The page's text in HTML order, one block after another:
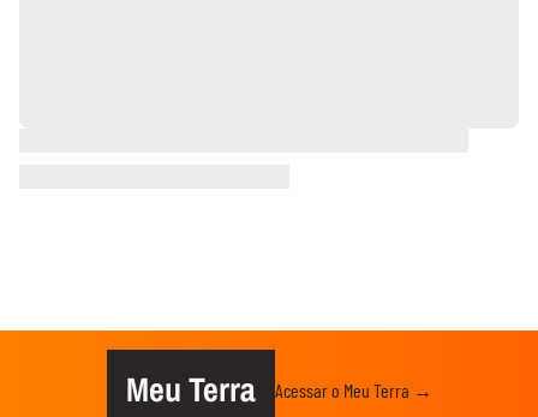
Meu Terra Acessar o Meu Terra →